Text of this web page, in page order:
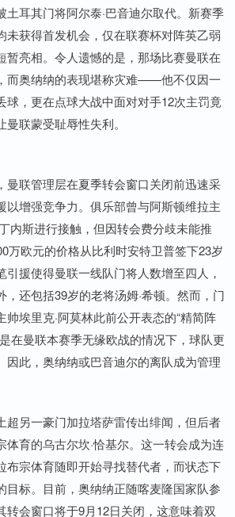
土耳其门将阿尔泰·巴音迪尔取代。新赛季
未获得首发机会，仅在联赛杯对阵英乙弱
暂亮相。令人遗憾的是，那场比赛曼联在
而奥纳纳的表现堪称灾难——他不仅因一
球，更在点球大战中面对对手12次主罚竟
联蒙受耻辱性失利。
曼联管理层在夏季转会窗口关闭前迅速采
以增强竞争力。俱乐部曾与阿斯顿维拉主
内斯进行接触，但因转会费分歧未能推
万欧元的价格从比利时安特卫普签下23岁
引援使得曼联一线队门将人数增至四人，
，还包括39岁的老将汤姆·希顿。然而，门
埃里克·阿莫林此前公开表态的“精简阵
在曼联本赛季无缘欧战的情况下，球队更
因此，奥纳纳或巴音迪尔的离队成为管理
超另一豪门加拉塔萨雷传出绯闻，但后者
体育的乌古尔坎·恰基尔。这一转会成为连
布宗体育随即开始寻找替代者，而状态下
目标。目前，奥纳纳正随喀麦隆国家队参
转会窗口将于9月12日关闭，这意味着双